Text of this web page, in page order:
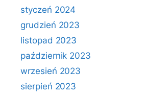
styczeń 2024
grudzień 2023
listopad 2023
październik 2023
wrzesień 2023
sierpień 2023